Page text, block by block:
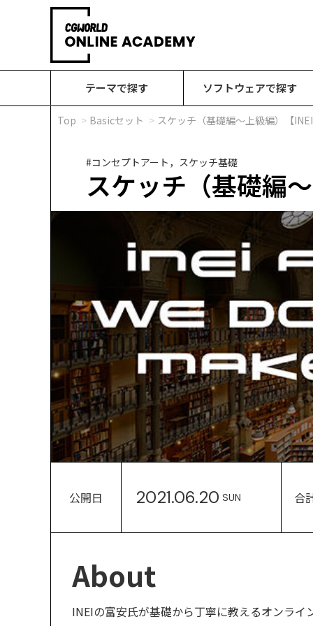
テーマで探す ソフトウェアで探す
Top Basicセット スケッチ（基礎編～上級編）【
#コンセプトアート，スケッチ基礎
スケッチ（基礎編
公開日 2021.06.20 SUN 合
About
INEIの富安氏が基礎から丁寧に教えるオンライ